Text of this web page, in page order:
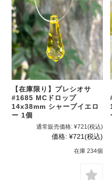
【在庫限り】プレシオサ
#1685 MCドロップ
14x38mm シャープイエロ
ー 1個
通常販売価格: ¥721(税込)
価格: ¥721(税込)
在庫 234個